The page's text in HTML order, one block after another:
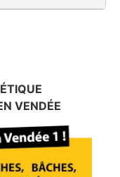
VENDÉE